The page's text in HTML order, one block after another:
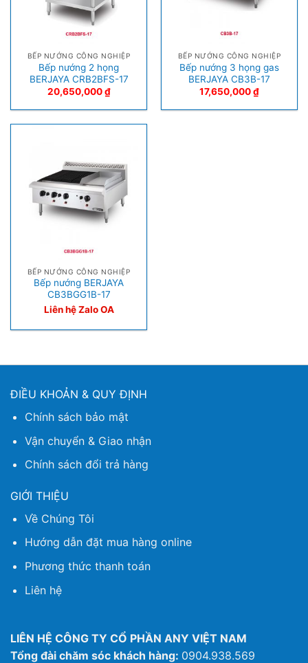
BẾP NƯỚNG CÔNG NGHIỆP
Bếp nướng 2 họng
BERJAYA CRB2BFS-17
20,650,000₫
BẾP NƯỚNG CÔNG NGHIỆP
Bếp nướng 3 họng gas
BERJAYA CB3B-17
17,650,000₫
BẾP NƯỚNG CÔNG NGHIỆP
Bếp nướng BERJAYA
CB3BGG1B-17
Liên hệ Zalo OA
ĐIỀU KHOẢN & QUY ĐỊNH
Chính sách bảo mật
Vận chuyển & Giao nhận
Chính sách đổi trả hàng
GIỚI THIỆU
Về Chúng Tôi
Hướng dẫn đặt mua hàng online
Phương thức thanh toán
Liên hệ
LIÊN HỆ CÔNG TY CỔ PHẦN ANY VIỆT NAM
Tổng đài chăm sóc khách hàng: 0904.938.569